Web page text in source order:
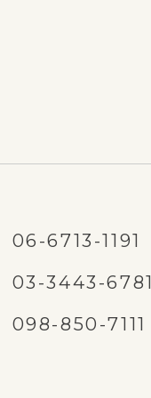
06-6713-1191
03-3443-6781
098-850-7111